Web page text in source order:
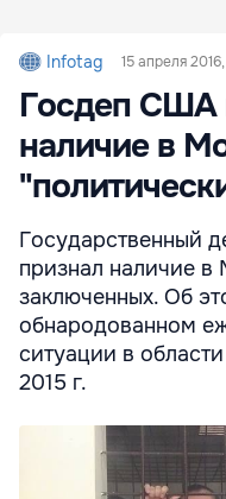
Infotag 15 апреля 2016,
Госдеп США
наличие в
Государственный
признал наличие в
заключенных. Об
обнародованном
ситуации в
2015 г.